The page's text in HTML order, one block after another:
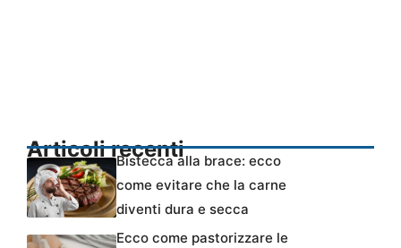
Articoli recentiBistecca alla brace: ecco
come evitare che la carne
diventi dura e secca
Ecco come pastorizzare le